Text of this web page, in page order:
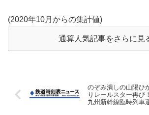
(2020年10月からの集計値)
通算人気記事をさらに見
のぞみ潰しの山陽ひ
りレールスター再び
九州新幹線臨時列車